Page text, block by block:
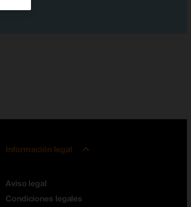
Información legal
Aviso legal
Condiciones legales